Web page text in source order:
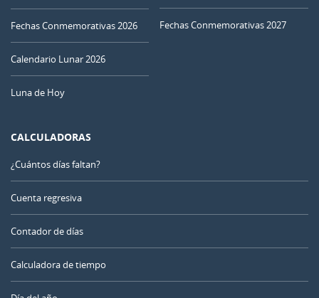
Fechas Conmemorativas 2026
Calendario Lunar 2026
Luna de Hoy
Fechas Conmemorativas 2027
CALCULADORAS
¿Cuántos días faltan?
Cuenta regresiva
Contador de días
Calculadora de tiempo